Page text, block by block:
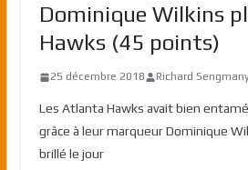
Dominique Wilkins
Hawks (45 points)
25 décembre 2018 Richard
Les Atlanta Hawks avait bien
grâce à leur marqueur Dominique
brillé le jour